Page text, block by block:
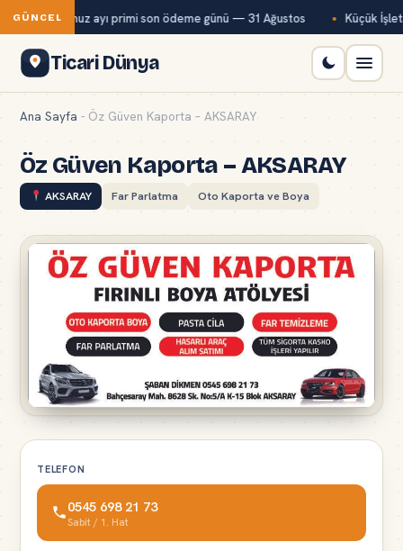
GÜNCEL
Kur temmuz ayı primi son ödeme günü — 31 Ağustos Küçük
Ticari Dünya
Ana Sayfa - Öz Güven Kaporta – AKSARAY
Öz Güven Kaporta – AKSARAY
AKSARAY Far Parlatma Oto Kaporta ve Boya
TELEFON
0545 698 21 73
Sabit / 1. Hat